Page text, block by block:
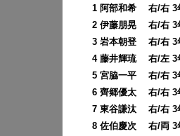
1 阿部和希 右/右 3
2 伊藤朋晃 右/右 3
3 岩本朝登 右/右 3
4 藤井輝琉 右/左 3
5 宮脇一平 右/右 3
6 齊郷優太 右/右 3
7 東谷謙汰 右/右 3
8 佐伯慶次 右/両 3